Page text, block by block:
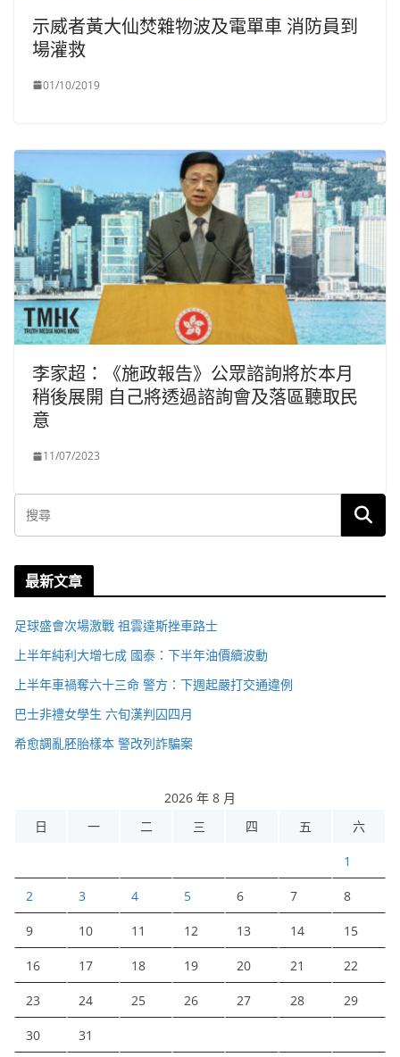
示威者黃大仙焚雜物波及電單車 消防員到
場灌救
01/10/2019
李家超：《施政報告》公眾諮詢將於本月
稍後展開 自己將透過諮詢會及落區聽取民
意
11/07/2023
最新文章
足球盛會次場激戰 祖雲達斯挫車路士
上半年純利大增七成 國泰：下半年油價續波動
上半年車禍奪六十三命 警方：下週起嚴打交通違例
巴士非禮女學生 六旬漢判囚四月
希愈調亂胚胎樣本 警改列詐騙案
2026 年 8 月
日
一 二 三 四 五 六
1
2 3 4 5 6 7 8
9 10 11 12 13 14 15
16 17 18 19 20 21 22
23 24 25 26 27 28 29
30 31